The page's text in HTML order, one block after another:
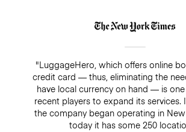
"LuggageHero, which offers online
credit card — thus, eliminating the
have local currency on hand — is
recent players to expand its services.
the company began operating in
today it has some 250